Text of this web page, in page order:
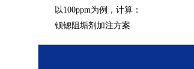
以 100ppm为例，计算：
钡锶阻垢剂加注方案